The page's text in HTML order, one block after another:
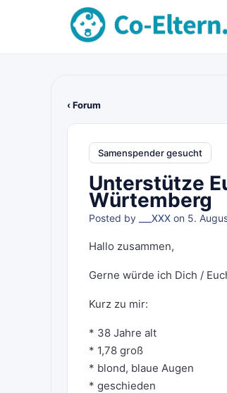
‹ Forum
Samenspender gesucht
Unterstütze
Würtemberg
Posted by ___XXX on 5.
Hallo zusammen,
Gerne würde ich Dich /
Kurz zu mir:
* 38 Jahre alt
* 1,78 groß
* blond, blaue Augen
* geschieden